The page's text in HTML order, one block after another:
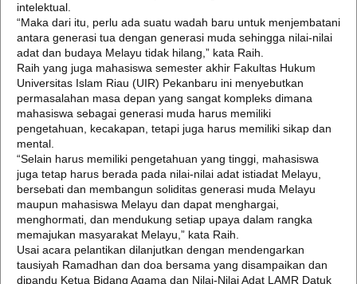
intelektual.
“Maka dari itu, perlu ada suatu wadah baru untuk menjembatani
antara generasi tua dengan generasi muda sehingga nilai-nilai
adat dan budaya Melayu tidak hilang,” kata Raih.
Raih yang juga mahasiswa semester akhir Fakultas Hukum
Universitas Islam Riau (UIR) Pekanbaru ini menyebutkan
permasalahan masa depan yang sangat kompleks dimana
mahasiswa sebagai generasi muda harus memiliki
pengetahuan, kecakapan, tetapi juga harus memiliki sikap dan
mental.
“Selain harus memiliki pengetahuan yang tinggi, mahasiswa
juga tetap harus berada pada nilai-nilai adat istiadat Melayu,
bersebati dan membangun soliditas generasi muda Melayu
maupun mahasiswa Melayu dan dapat menghargai,
menghormati, dan mendukung setiap upaya dalam rangka
memajukan masyarakat Melayu,” kata Raih.
Usai acara pelantikan dilanjutkan dengan mendengarkan
tausiyah Ramadhan dan doa bersama yang disampaikan dan
dipandu Ketua Bidang Agama dan Nilai-Nilai Adat LAMR Datuk